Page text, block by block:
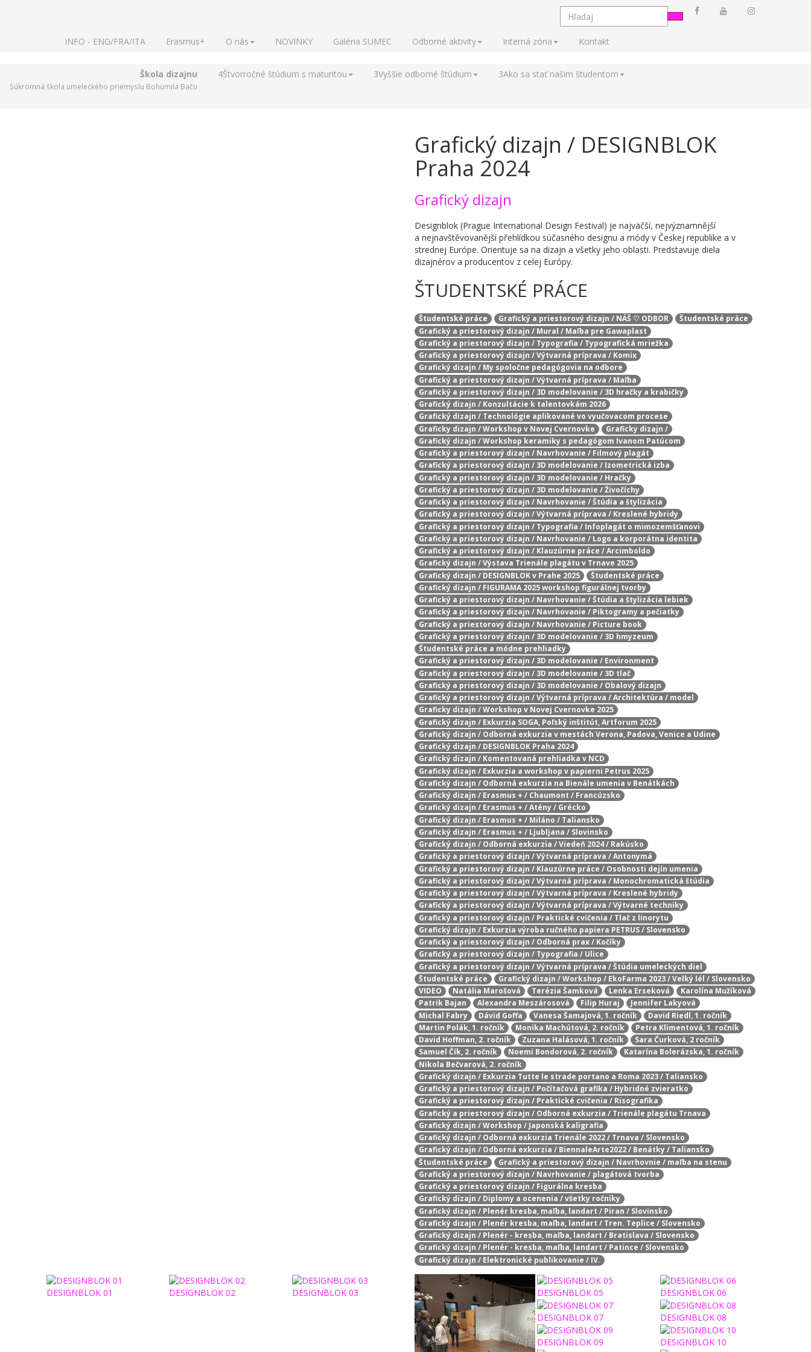
INFO - ENG/FRA/ITA Erasmus+ O nás NOVINKY Galéria SUMEC Odborné aktivity Interná zóna Kontakt
Škola dizajnu
Súkromná škola umeleckého priemyslu Bohumila Baču
4Štvorročné štúdium s maturitou 3Vyššie odborné štúdium 3Ako sa stať našim študentom
Grafický dizajn / DESIGNBLOK
Praha 2024
Grafický dizajn
Designblok (Prague International Design Festival) je najväčší, nejvýznamnější
a nejnavštěvovanější přehlídkou súčasného designu a módy v Českej republike a v
strednej Európe. Orientuje sa na dizajn a všetky jeho oblasti. Predstavuje diela
dizajnérov a producentov z celej Európy.
ŠTUDENTSKÉ PRÁCE
Študentské práce Grafický a priestorový dizajn / NÁŠ ♡ ODBOR
Študentské práce
Grafický a priestorový dizajn / Mural / Maľba pre Gawaplast
Grafický a priestorový dizajn / Typografia / Typografická mriežka
Grafický a priestorový dizajn / Výtvarná príprava / Komix
Grafický dizajn / My spoločne pedagógovia na odbore
Grafický a priestorový dizajn / Výtvarná príprava / Maľba
Grafický a priestorový dizajn / 3D modelovanie / 3D hračky a krabičky
Grafický dizajn / Konzultácie k talentovkám 2026
Grafický dizajn / Technológie aplikované vo vyučovacom procese
Graficky dizajn / Workshop v Novej Cvernovke
Graficky dizajn /
Grafický dizajn / Workshop keramiky s pedagógom Ivanom Patúcom
Grafický a priestorový dizajn / Navrhovanie / Filmový plagát
Grafický a priestorový dizajn / 3D modelovanie / Izometrická izba
Grafický a priestorový dizajn / 3D modelovanie / Hračky
Grafický a priestorový dizajn / 3D modelovanie / Živočíchy
Grafický a priestorový dizajn / Navrhovanie / Štúdia a štylizácia
Grafický a priestorový dizajn / Výtvarná príprava / Kreslené hybridy
Grafický a priestorový dizajn / Typografia / Infoplagát o mimozemšťanovi
Grafický a priestorový dizajn / Navrhovanie / Logo a korporátna identita
Grafický a priestorový dizajn / Klauzúrne práce / Arcimboldo
Grafický dizajn / Výstava Trienále plagátu v Trnave 2025
Grafický dizajn / DESIGNBLOK v Prahe 2025
Študentské práce
Grafický dizajn / FIGURAMA 2025 workshop figurálnej tvorby
Grafický a priestorový dizajn / Navrhovanie / Štúdia a štylizácia lebiek
Grafický a priestorový dizajn / Navrhovanie / Piktogramy a pečiatky
Grafický a priestorový dizajn / Navrhovanie / Picture book
Grafický a priestorový dizajn / 3D modelovanie / 3D hmyzeum
Študentské práce a módne prehliadky
Grafický a priestorový dizajn / 3D modelovanie / Environment
Grafický a priestorový dizajn / 3D modelovanie / 3D tlač
Grafický a priestorový dizajn / 3D modelovanie / Obalový dizajn
Grafický a priestorový dizajn / Výtvarná príprava / Architektúra / model
Graficky dizajn / Workshop v Novej Cvernovke 2025
Grafický dizajn / Exkurzia SOGA, Poľský inštitút, Artforum 2025
Grafický dizajn / Odborná exkurzia v mestách Verona, Padova, Venice a Udine
Grafický dizajn / DESIGNBLOK Praha 2024
Grafický dizajn / Komentovaná prehliadka v NCD
Grafický dizajn / Exkurzia a workshop v papierni Petrus 2025
Grafický dizajn / Odborná exkurzia na Bienále umenia v Benátkách
Grafický dizajn / Erasmus + / Chaumont / Francúzsko
Grafický dizajn / Erasmus + / Atény / Grécko
Grafický dizajn / Erasmus + / Miláno / Taliansko
Grafický dizajn / Erasmus + / Ljubljana / Slovinsko
Grafický dizajn / Odborná exkurzia / Viedeň 2024 / Rakúsko
Grafický a priestorový dizajn / Výtvarná príprava / Antonymá
Grafický a priestorový dizajn / Klauzúrne práce / Osobnosti dejín umenia
Grafický a priestorový dizajn / Výtvarná príprava / Monochromatická štúdia
Grafický a priestorový dizajn / Výtvarná príprava / Kreslené hybridy
Grafický a priestorový dizajn / Výtvarná príprava / Výtvarné techniky
Grafický a priestorový dizajn / Praktické cvičenia / Tlač z linorytu
Grafický dizajn / Exkurzia výroba ručného papiera PETRUS / Slovensko
Grafický a priestorový dizajn / Odborná prax / Kočíky
Grafický a priestorový dizajn / Typografia / Ulice
Grafický a priestorový dizajn / Výtvarná príprava / Štúdia umeleckých diel
Študentské práce
Grafický dizajn / Workshop / EkoFarma 2023 / Velký lél / Slovensko
VIDEO
Natália Marošová Terézia Šamková Lenka Erseková
Karolína Mužíková
Patrik Bajan
Alexandra Meszárosová Filip Huraj
Jennifer Lakyová
Michal Fabry
Dávid Goffa Vanesa Šamajová, 1. ročník
David Riedl, 1. ročník
Martin Polák, 1. ročník
Monika Machútová, 2. ročník
Petra Klimentová, 1. ročník
David Hoffman, 2. ročník
Zuzana Halásová, 1. ročník
Sara Čurková, 2 ročník
Samuel Čík, 2. ročník
Noemi Bondorová, 2. ročník
Katarína Bolerázska, 1. ročník
Nikola Bečvarová, 2. ročník
Grafický dizajn / Exkurzia Tutte le strade portano a Roma 2023 / Taliansko
Grafický a priestorový dizajn / Počítačová grafika / Hybridné zvieratko
Grafický a priestorový dizajn / Praktické cvičenia / Risografika
Grafický a priestorový dizajn / Odborná exkurzia / Trienále plagátu Trnava
Grafický dizajn / Workshop / Japonská kaligrafia
Grafický dizajn / Odborná exkurzia Trienále 2022 / Trnava / Slovensko
Grafický dizajn / Odborná exkurzia / BiennaleArte2022 / Benátky / Taliansko
Študentské práce
Grafický a priestorový dizajn / Navrhovnie / maľba na stenu
Grafický a priestorový dizajn / Navrhovanie / plagátová tvorba
Grafický a priestorový dizajn / Figurálna kresba
Grafický dizajn / Diplomy a ocenenia / všetky ročníky
Grafický dizajn / Plenér kresba, maľba, landart / Piran / Slovinsko
Grafický dizajn / Plenér kresba, maľba, landart / Tren. Teplice / Slovensko
Grafický dizajn / Plenér - kresba, maľba, landart / Bratislava / Slovensko
Grafický dizajn / Plenér - kresba, maľba, landart / Patince / Slovensko
Grafický dizajn / Elektronické publikovanie / IV.
DESIGNBLOK 01 DESIGNBLOK 02 DESIGNBLOK 03 DESIGNBLOK 05 DESIGNBLOK 06
DESIGNBLOK 07 DESIGNBLOK 08
DESIGNBLOK 09 DESIGNBLOK 10